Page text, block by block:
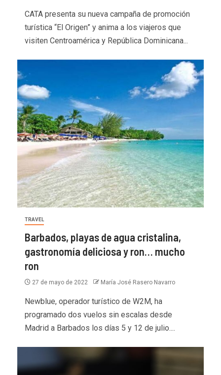
CATA presenta su nueva campaña de promoción
turística “El Origen” y anima a los viajeros que
visiten Centroamérica y República Dominicana...
TRAVEL
Barbados, playas de agua cristalina,
gastronomía deliciosa y ron… mucho
ron
27 de mayo de 2022 María José Rasero Navarro
Newblue, operador turístico de W2M, ha
programado dos vuelos sin escalas desde
Madrid a Barbados los días 5 y 12 de julio....